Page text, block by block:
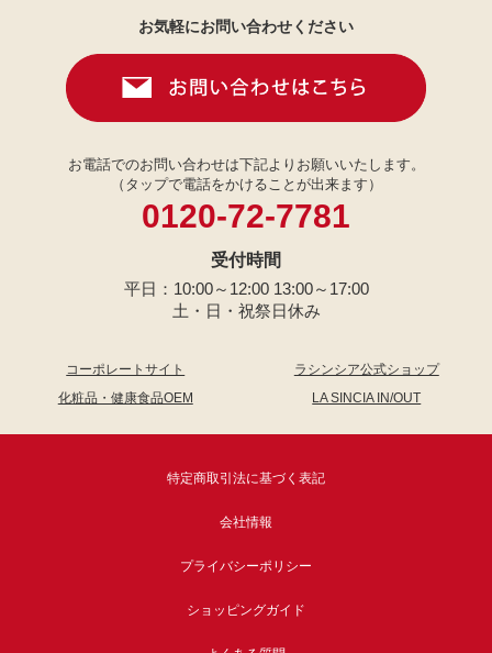
お気軽にお問い合わせください
お電話でのお問い合わせは下記よりお願いいたします。
（タップで電話をかけることが出来ます）
0120-72-7781
受付時間
平日：10:00～12:00 13:00～17:00
土・日・祝祭日休み
コーポレートサイト
ラシンシア公式ショップ
化粧品・健康食品OEM
LA SINCIA IN/OUT
特定商取引法に基づく表記
会社情報
プライバシーポリシー
ショッピングガイド